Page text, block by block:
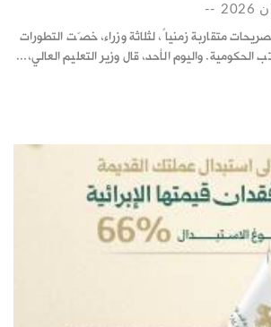
--
متقاربة زمنياً، لثلاثة وزراء، خصّت التطورات
الحكومية. واليوم الأحد، قال وزير التعليم العالي،...